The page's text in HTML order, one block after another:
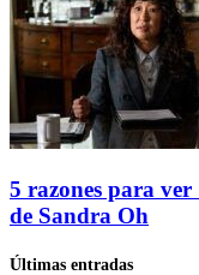
5 razones para
de Sandra Oh
Últimas entradas